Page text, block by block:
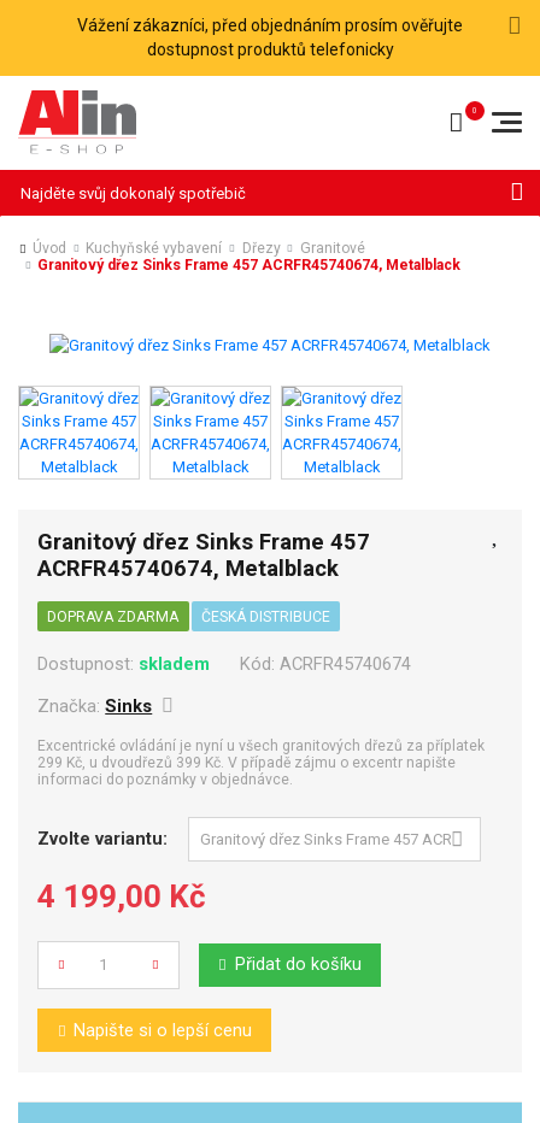
Vážení zákazníci, před objednáním prosím ověřujte
dostupnost produktů telefonicky
Úvod Kuchyňské vybavení Dřezy
Granitové
Granitový dřez Sinks Frame 457 ACRFR45740674, Metalblack
Granitový dřez Sinks Frame 457
ACRFR45740674, Metalblack
DOPRAVA ZDARMA ČESKÁ DISTRIBUCE
Dostupnost: skladem Kód: ACRFR45740674
Značka:Sinks
Excentrické ovládání je nyní u všech granitových dřezů za příplatek
299 Kč, u dvoudřezů 399 Kč. V případě zájmu o excentr napište
informaci do poznámky v objednávce.
Zvolte variantu:
4 199,00 Kč
Počet Přidat do košíku
Napište si o lepší cenu